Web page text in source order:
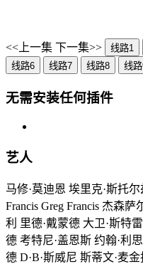
<<上一集 下一集>> 线路1
线路6
线路7 线路8 线
无需安装任何插件
艺人
马修·莫迪恩 埃里克·斯托
Francis Greg Francis 杰森
利 里德·戴蒙德 大卫·斯特
德 考特尼·盖恩斯 约翰·利
德 D·B·斯威尼 斯蒂文·麦